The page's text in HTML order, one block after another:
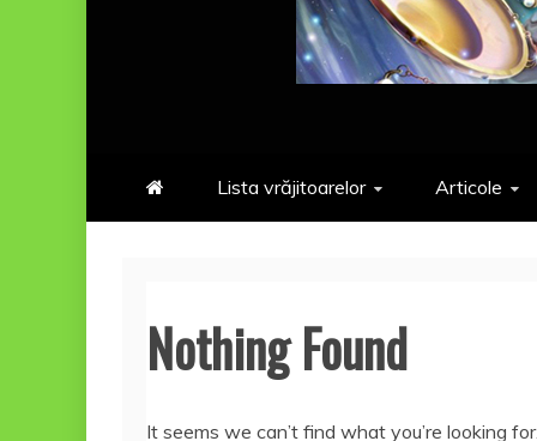
Lista vrăjitoarelor Articole
Nothing Found
It seems we can’t find what you’re looking